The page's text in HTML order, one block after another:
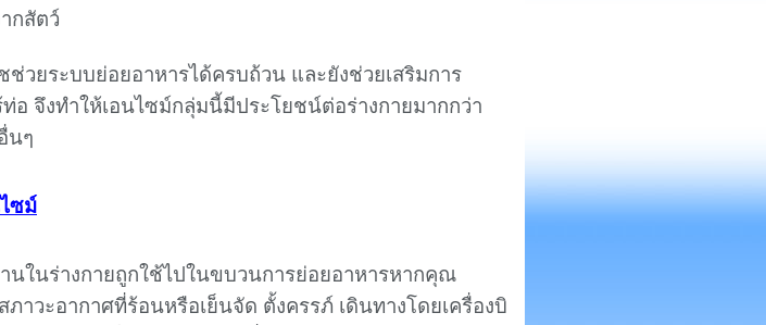
กสัตว์
ช่วยระบบย่อยอาหารได้ครบถ้วน และยังช่วยเสริมการ
อ จึงทำให้เอนไซม์กลุ่มนี้มีประโยชน์ต่อร่างกายมากกว่า
นๆ
ซม์
นในร่างกายถูกใช้ไปในขบวนการย่อยอาหารหากคุณ
ภาวะอากาศที่ร้อนหรือเย็นจัด ตั้งครรภ์ เดินทางโดยเครื่องบิ